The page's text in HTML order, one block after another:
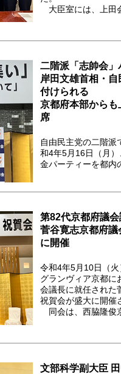
大臣室には、上田
二階派「志帥会」
岸田文雄首相・
付けられる
京都府本部から
席
自由民主党の二階派
和4年5月16日（月
金パーティーを都内
第82代京都府議
菅谷寛志京都府
に開催
令和4年5月10日（
グランヴィア京都に
会議長に就任された
祝賀会が盛大に開催
同会は、西脇隆俊
文部科学副大臣